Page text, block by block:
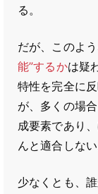
る。
だが、このよ
能”するかは疑
特性を完全に
が、多くの場
成要素であり
んと適合しない
少なくとも、